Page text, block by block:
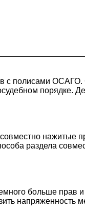
с полисами ОСАГО.
порядке.
нажитые
раздела
больше прав
напряженность